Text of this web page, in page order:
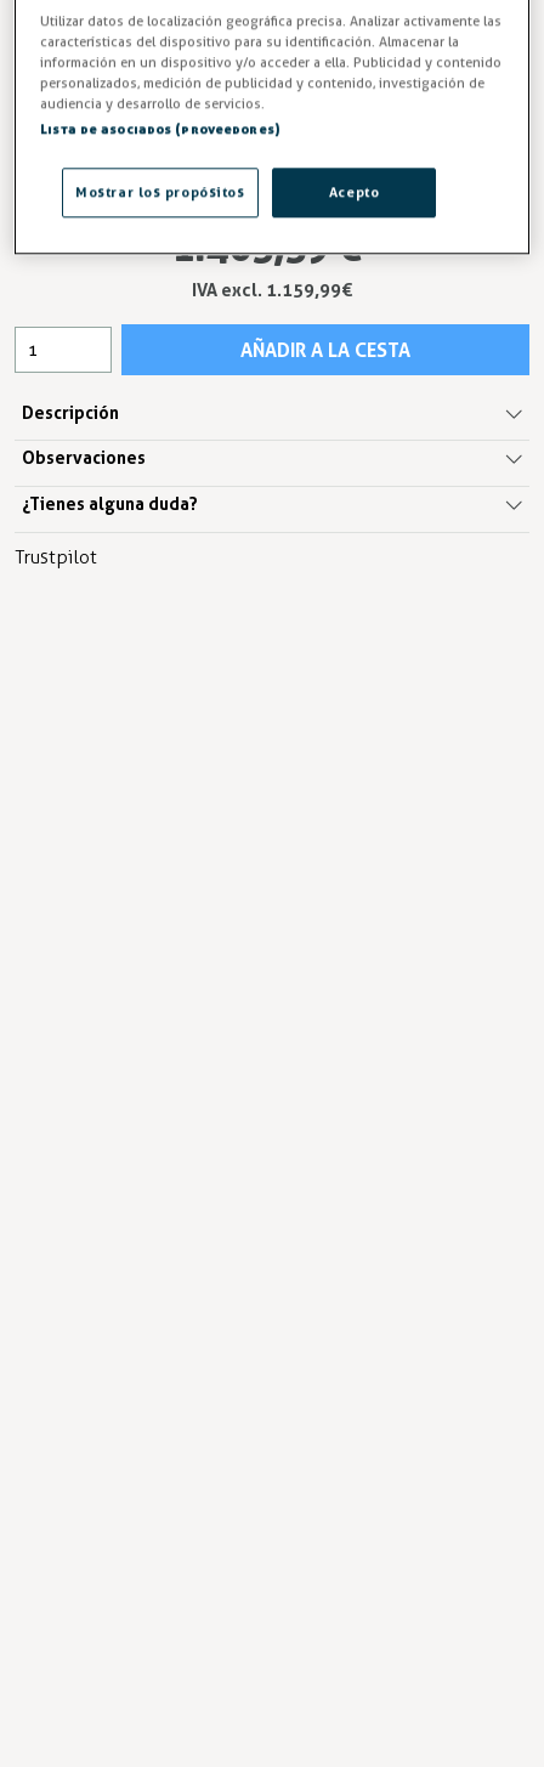
restauración y uso industrial de alto volumen. Optimiza tu
producción con la máquina envasadora de vacío
GASTRONORM de doble barra. Potencia, precisión y
durabilidad para cocinas profesionales. ¡Compra ahora y
mejora la conservación de tus productos!
1.403,59 €
IVA excl. 1.159,99€
AÑADIR A LA CESTA
Descripción
Observaciones
¿Tienes alguna duda?
Trustpilot
Utilizar datos de localización geográfica precisa. Analizar activamente las
características del dispositivo para su identificación. Almacenar la
información en un dispositivo y/o acceder a ella. Publicidad y contenido
personalizados, medición de publicidad y contenido, investigación de
audiencia y desarrollo de servicios.
Lista de asociados (proveedores)
Acepto
Mostrar los propósitos